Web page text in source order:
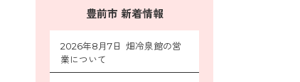
豊前市 新着情報
2026年8月7日 畑冷泉館の営
業について